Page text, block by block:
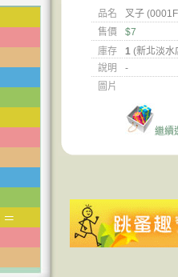
＝
品名
叉子
售價
$7
庫存
1 (新北淡水
說明
-
圖片
繼續